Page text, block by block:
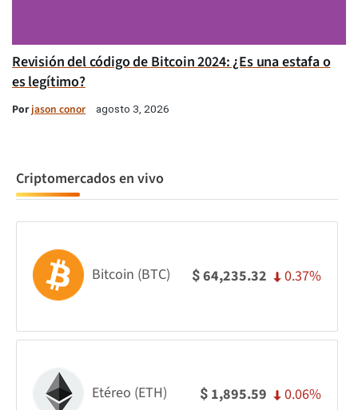
Revisión del código de Bitcoin 2024: ¿Es una estafa o
es legítimo?
Porjason conor agosto 3, 2026
Criptomercados en vivo
Bitcoin (BTC) $64,235.32 0.37%
Etéreo (ETH) $ 1,895.59 0.06%